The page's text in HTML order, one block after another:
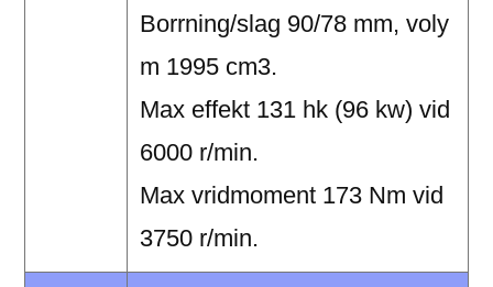
Borrning/slag 90/78 mm, voly
m 1995 cm3.
Max effekt 131 hk (96 kw) vid
6000 r/min.
Max vridmoment 173 Nm vid
3750 r/min.